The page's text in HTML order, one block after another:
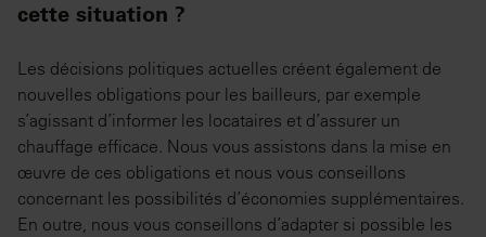
cette situation ?
Les décisions politiques actuelles créent également de
nouvelles obligations pour les bailleurs, par exemple
s’agissant d’informer les locataires et d’assurer un
chauffage efficace. Nous vous assistons dans la mise en
œuvre de ces obligations et nous vous conseillons
concernant les possibilités d’économies supplémentaires.
En outre, nous vous conseillons d’adapter si possible les